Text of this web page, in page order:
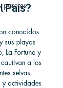
parejas
País?
conocidos
sus playas
La Fortuna y
a los
selvas
y actividades